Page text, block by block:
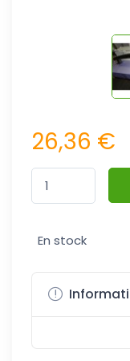
26,36 €
En stock